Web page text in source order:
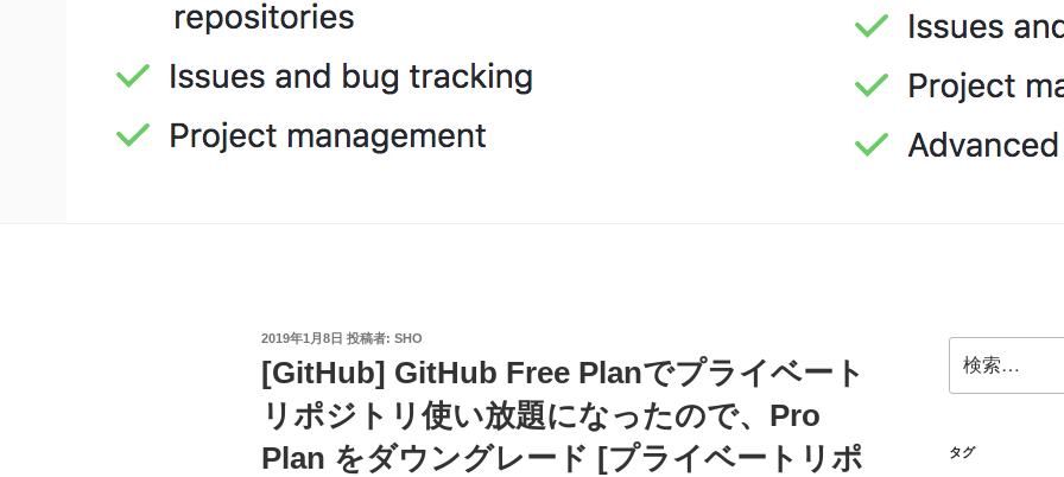
投
日:
2019年1月8日 投稿者: SHO
[GitHub] GitHub Free Planでプライベート
リポジトリ使い放題になったので、Pro
Plan をダウングレード [プライベートリポ
索:
タグ